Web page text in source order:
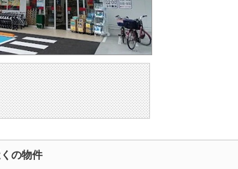
の物件